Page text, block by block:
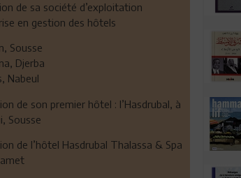
de sa société d’exploitation
en gestion des hôtels
Sousse
Djerba
Nabeul
de son premier hôtel : l’Hasdrubal, à
Sousse
de l’hôtel Hasdrubal Thalassa & Spa